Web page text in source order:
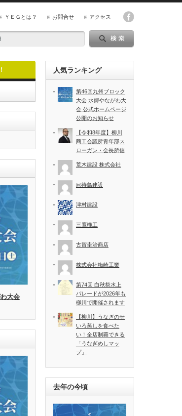
ＹＥＧとは？ お問合せ アクセス
大会
人気ランキング
第46回九州ブロック
大会 水郷やながわ大
会 公式ホームページ
公開のお知らせ
【令和8年度】柳川
商工会議所青年部ス
ローガン・会長所信
荒木建設 株式会社
㈱待鳥建設
津村建設
三鷹機工
古賀圭治商店
株式会社梅崎工業
第74回 白秋祭水上
パレードが2026年も
柳川で開催されます
【柳川】うなぎのせ
いろ蒸しを食べた
い！全店制覇できる
「うなぎめしマッ
プ」
去年の今頃